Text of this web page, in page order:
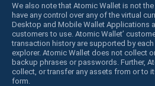
We also note that Atomic Wallet is not
have any control over any of the virtual
Desktop and Mobile Wallet Applications
customers to use. Atomic Wallet’
transaction history are supported by
explorer. Atomic Wallet does not collect
backup phrases or passwords. Further,
collect, or transfer any assets from or to
form.